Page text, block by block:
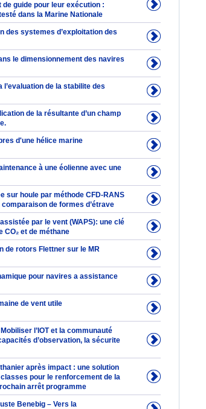
guide pour leur exécution :
dans la Marine Nationale
des systemes d’exploitation des
le dimensionnement des navires
de la stabilite des
de la résultante d’un champ
d'une hélice marine
à une éolienne avec une
sur houle par méthode CFD-RANS
de formes d’étrave
par le vent (WAPS): une clé
CO₂ et de méthane
de rotors Flettner sur le MR
pour navires a assistance
de vent utile
l’IOT et la communauté
d’observation, la sécurite
après impact : une solution
pour le renforcement de la
arrêt programme
Benebig – Vers la